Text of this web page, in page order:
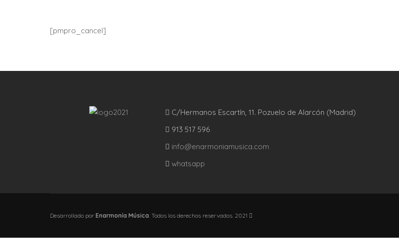
[pmpro_cancel]
C/Hermanos Escartín, 11. Pozuelo de Alarcón (Madrid)
913 517 596
info@enarmoniamusica.com
whatsapp
Desarrollado por Enarmonía Música. Todos los derechos reservados. 2021